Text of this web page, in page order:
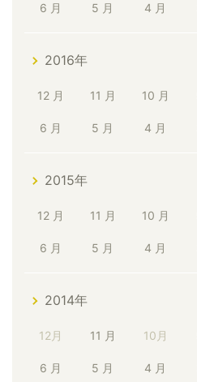
6 月 5 月 4 月
2016年
12 月 11 月 10 月
6 月 5 月 4 月
2015年
12 月 11 月 10 月
6 月 5 月 4 月
2014年
12月 11 月 10月
6 月 5 月 4 月